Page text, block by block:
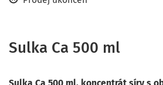
Sulka Ca 500 ml